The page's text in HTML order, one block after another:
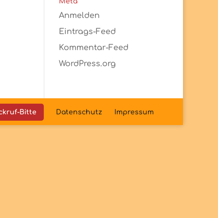
Anmelden
Eintrags-Feed
Kommentar-Feed
WordPress.org
Bitte Datenschutz Impressum